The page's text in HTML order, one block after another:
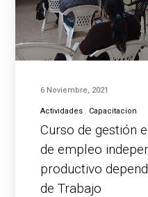
6 Noviembre, 2021
Actividades Capacitacion
Curso de gestión
de empleo
productivo
de Trabajo